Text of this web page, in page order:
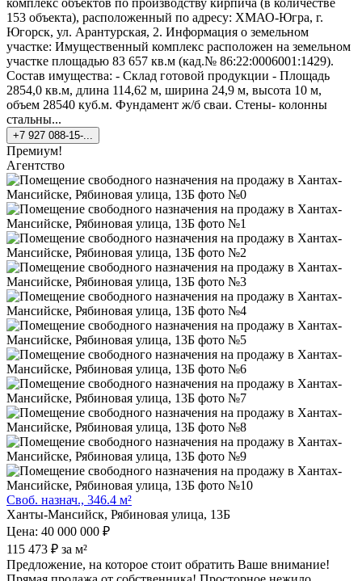
комплекс объектов по производству кирпича (в количестве
153 объекта), расположенный по адресу: ХМАО-Югра, г.
Югорск, ул. Арантурская, 2. Информация о земельном
участке: Имущественный комплекс расположен на земельном
участке площадью 83 657 кв.м (кад.№ 86:22:0006001:1429).
Состав имущества: - Склад готовой продукции - Площадь
2854,0 кв.м, длина 114,62 м, ширина 24,9 м, высота 10 м,
объем 28540 куб.м. Фундамент ж/б сваи. Стены- колонны
стальны...
+7 927 088-15-...
Премиум!
Агентство
Своб. назнач., 346.4 м²
Ханты-Мансийск, Рябиновая улица, 13Б
Цена: 40 000 000 ₽
115 473 ₽ за м²
Предложение, на которое стоит обратить Ваше внимание!